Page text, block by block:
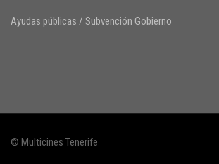
Ayudas públicas / Subvención Gobierno
© Multicines Tenerife